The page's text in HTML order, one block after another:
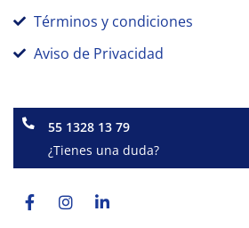
Términos y condiciones
Aviso de Privacidad
55 1328 13 79
¿Tienes una duda?
f